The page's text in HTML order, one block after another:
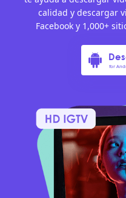
calidad y descargar
Facebook y 1,000+
for